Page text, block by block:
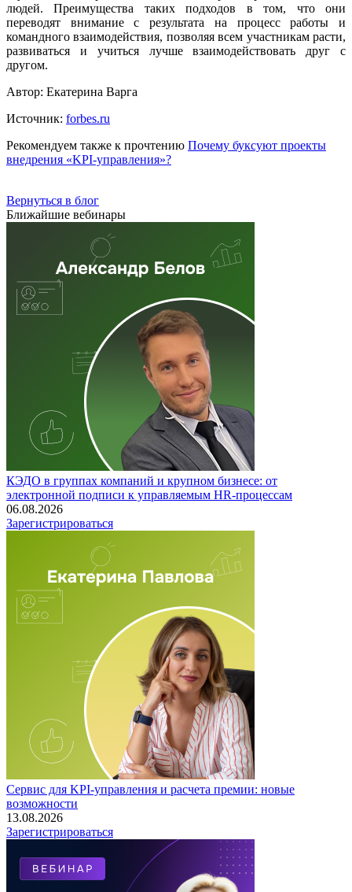
людей. Преимущества таких подходов в том, что они
переводят внимание с результата на процесс работы и
командного взаимодействия, позволяя всем участникам расти,
развиваться и учиться лучше взаимодействовать друг с
другом.
Автор: Екатерина Варга
Источник: forbes.ru
Рекомендуем также к прочтению Почему буксуют проекты
внедрения «KPI-управления»?
Вернуться в блог
Ближайшие вебинары
КЭДО в группах компаний и крупном бизнесе: от
электронной подписи к управляемым HR-процессам
06.08.2026
Зарегистрироваться
Сервис для KPI-управления и расчета премии: новые
возможности
13.08.2026
Зарегистрироваться